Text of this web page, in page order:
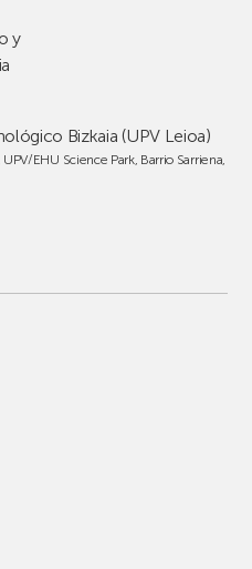
Bizkaia (UPV Leioa)
EHU Science Park, Barrio Sarriena,